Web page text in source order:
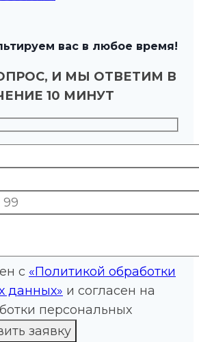
вас в любое время!
И МЫ ОТВЕТИМ В
10 МИНУТ
с «Политикой обработки
данных» и согласен на
персональных